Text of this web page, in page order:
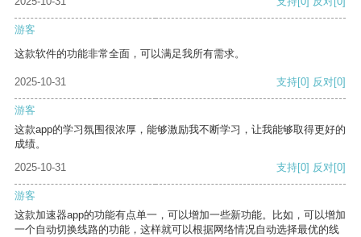
游客
这款软件的功能非常全面，可以满足我所有需求。
2025-10-31 支持[0] 反对[0]
游客
这款app的学习氛围很浓厚，能够激励我不断学习，让我能够取得更好的
成绩。
2025-10-31
支持[0] 反对[0]
游客
这款加速器app的功能有点单一，可以增加一些新功能。比如，可以增加
一个自动切换线路的功能，这样就可以根据网络情况自动选择最优的线